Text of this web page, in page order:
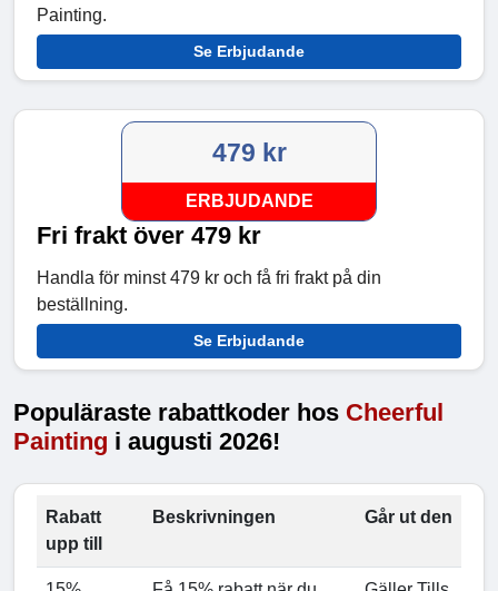
Painting.
Se Erbjudande
479 kr
ERBJUDANDE
Fri frakt över 479 kr
Handla för minst 479 kr och få fri frakt på din
beställning.
Se Erbjudande
Populäraste rabattkoder hos Cheerful
Painting i augusti 2026!
Rabatt
upp till
Beskrivningen Går ut den